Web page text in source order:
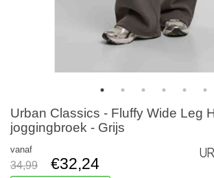
Urban Classics - Fluffy Wide Leg
joggingbroek - Grijs
vanaf
34,99 €32,24